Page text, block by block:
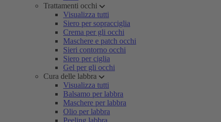
Trattamenti occhi
Visualizza tutti
Siero per sopracciglia
Crema per gli occhi
Maschere e patch occhi
Sieri contorno occhi
Siero per ciglia
Gel per gli occhi
Cura delle labbra
Visualizza tutti
Balsamo per labbra
Maschere per labbra
Olio per labbra
Peeling labbra